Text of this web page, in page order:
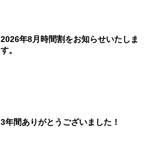
2026年8月時間割をお知らせいたしま
す。
3年間ありがとうございました！